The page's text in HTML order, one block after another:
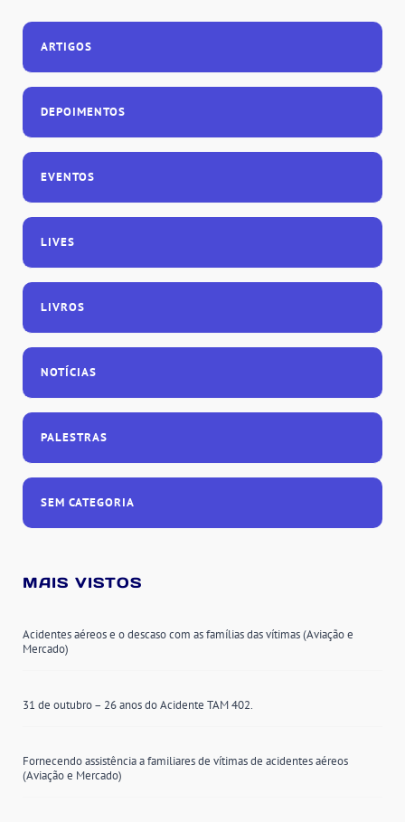
ARTIGOS
DEPOIMENTOS
EVENTOS
LIVES
LIVROS
NOTÍCIAS
PALESTRAS
SEM CATEGORIA
MAIS VISTOS
Acidentes aéreos e o descaso com as famílias das vítimas (Aviação e
Mercado)
31 de outubro – 26 anos do Acidente TAM 402.
Fornecendo assistência a familiares de vítimas de acidentes aéreos
(Aviação e Mercado)